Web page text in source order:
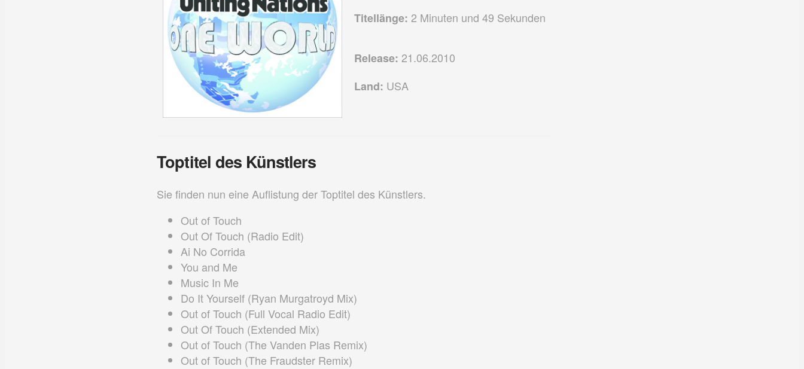
Titellänge: 2 Minuten und 49 Sekunden
Release: 21.06.2010
Land: USA
Toptitel des Künstlers
Sie finden nun eine Auflistung der Toptitel des Künstlers.
Out of Touch
Out Of Touch (Radio Edit)
Ai No Corrida
You and Me
Music In Me
Do It Yourself (Ryan Murgatroyd Mix)
Out of Touch (Full Vocal Radio Edit)
Out Of Touch (Extended Mix)
Out of Touch (The Vanden Plas Remix)
Out of Touch (The Fraudster Remix)